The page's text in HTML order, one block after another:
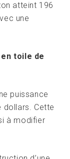
atteint 196
une
en toile de
puissance
dollars. Cette
à modifier